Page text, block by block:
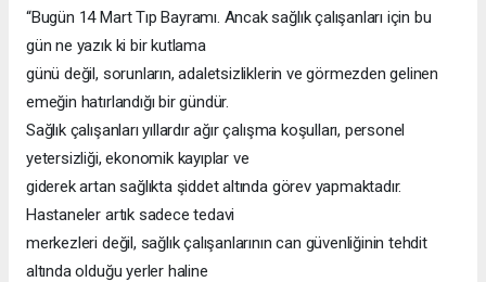
“Bugün 14 Mart Tıp Bayramı. Ancak sağlık çalışanları için bu
gün ne yazık ki bir kutlama
günü değil, sorunların, adaletsizliklerin ve görmezden gelinen
emeğin hatırlandığı bir gündür.
Sağlık çalışanları yıllardır ağır çalışma koşulları, personel
yetersizliği, ekonomik kayıplar ve
giderek artan sağlıkta şiddet altında görev yapmaktadır.
Hastaneler artık sadece tedavi
merkezleri değil, sağlık çalışanlarının can güvenliğinin tehdit
altında olduğu yerler haline